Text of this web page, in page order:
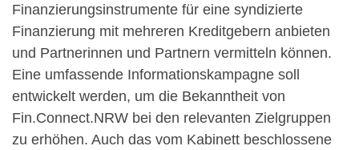
Finanzierungsinstrumente für eine syndizierte
Finanzierung mit mehreren Kreditgebern anbieten
und Partnerinnen und Partnern vermitteln können.
Eine umfassende Informationskampagne soll
entwickelt werden, um die Bekanntheit von
Fin.Connect.NRW bei den relevanten Zielgruppen
zu erhöhen. Auch das vom Kabinett beschlossene